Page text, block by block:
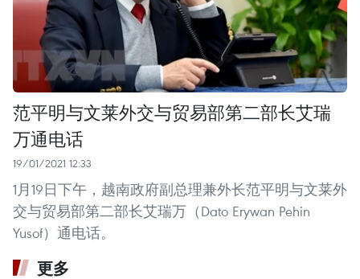
范平明与文莱外交与贸易部第二部长艾瑞
万通电话
19/01/2021 12:33
1月19日下午，越南政府副总理兼外长范平明与文莱外
交与贸易部第二部长艾瑞万（Dato Erywan Pehin
Yusof）通电话。
更多